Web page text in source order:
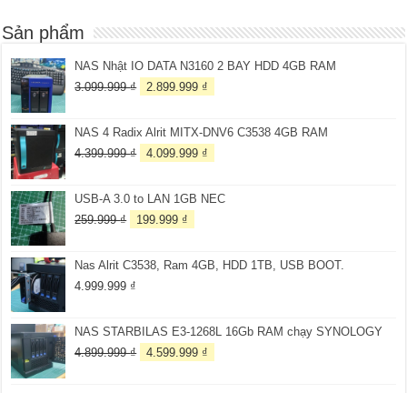
Sản phẩm
NAS Nhật IO DATA N3160 2 BAY HDD 4GB RAM
3.099.999₫
Giá
3.099.999 ₫.
2.899.999 ₫
là:
NAS 4 Radix Alrit MITX-DNV6 C3538 4GB RAM
4.399.999₫
Giá
4.399.999 ₫.
4.099.999 ₫
là:
USB-A 3.0 to LAN 1GB NEC
259.999₫
Giá
259.999 ₫.
199.999 ₫
là:
Nas Alrit C3538, Ram 4GB, HDD 1TB, USB BOOT.
4.999.999 ₫
NAS STARBILAS E3-1268L 16Gb RAM chạy SYNOLOGY
4.899.999₫
Giá
4.599.999 ₫